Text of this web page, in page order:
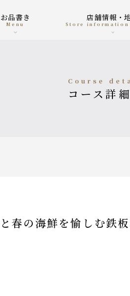
お品書き
menu
店舗情報・
Store
course
コース詳
春の海鮮を愉しむ鉄